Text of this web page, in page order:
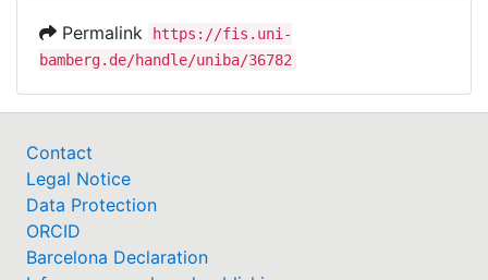
Permalink
https://fis.uni-
bamberg.de/handle/uniba/36782
Contact
Legal Notice
Data Protection
ORCID
Barcelona Declaration